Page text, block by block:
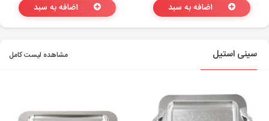
اضافه به سبد اضافه به سبد
سینی استیل مشاهده لیست کامل